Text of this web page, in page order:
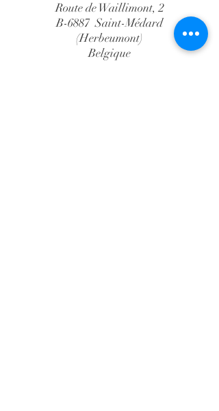
Route de Waillimont, 2
B-6887 Saint-Médard
(Herbeumont)
Belgique